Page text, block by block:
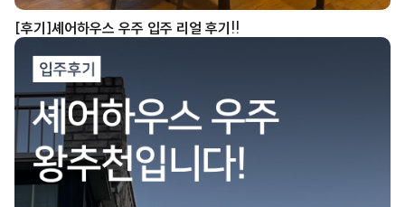
[후기]셰어하우스 우주 입주 리얼 후기!!